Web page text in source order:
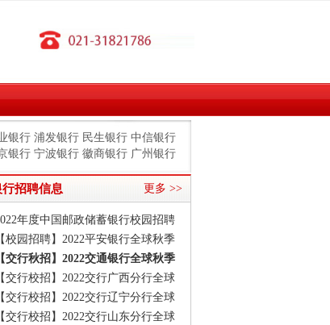
银行 浦发银行 民生银行 中信银行
银行 宁波银行 徽商银行 广州银行
行招聘信息 更多 >>
年度中国邮政储蓄银行校园招聘
【校园招聘】2022平安银行全球秋季
岗位汇总公告
【交行秋招】2022交通银行全球秋季
岗位汇总公告
【交行校招】2022交行广西分行全球
校园招聘公告
【交行校招】2022交行辽宁分行全球
校园招聘公告
【交行校招】2022交行山东分行全球